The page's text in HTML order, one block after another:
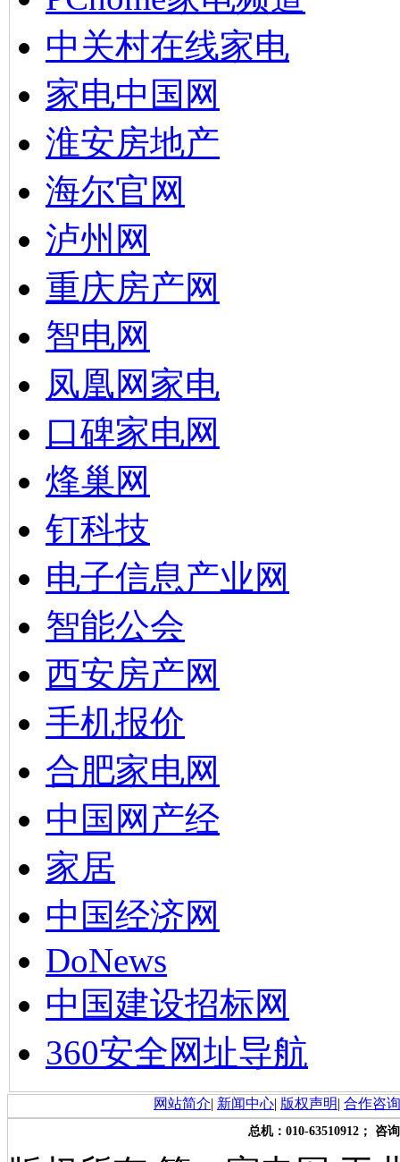
中关村在线家电
家电中国网
淮安房地产
海尔官网
泸州网
重庆房产网
智电网
凤凰网家电
口碑家电网
烽巢网
钉科技
电子信息产业网
智能公会
西安房产网
手机报价
合肥家电网
中国网产经
家居
中国经济网
DoNews
中国建设招标网
360安全网址导航
网站简介| 新闻中心| 版权声明| 合作咨询
总机：010-63510912； 咨